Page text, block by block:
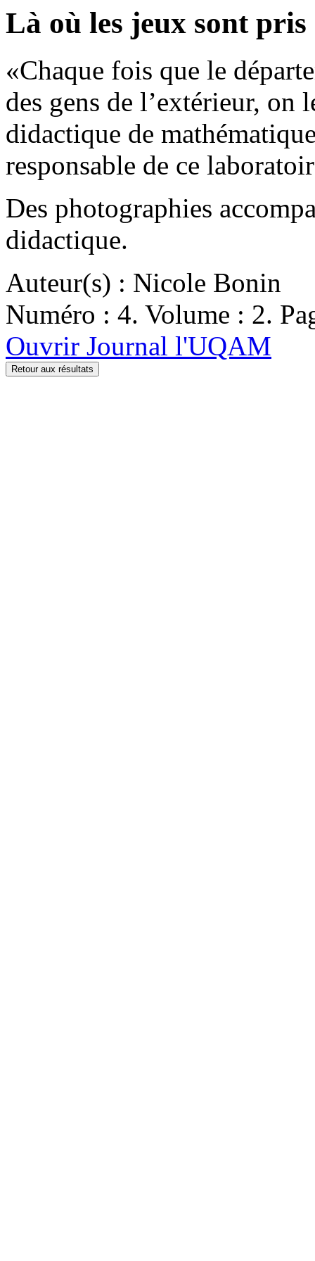
Là où les jeux sont pris
«Chaque fois que le
des gens de l’extérieur,
didactique de
responsable de ce
Des photographies
didactique.
Auteur(s) : Nicole Bonin
Numéro : 4. Volume : 2.
Ouvrir Journal l'UQAM
Retour aux résultats